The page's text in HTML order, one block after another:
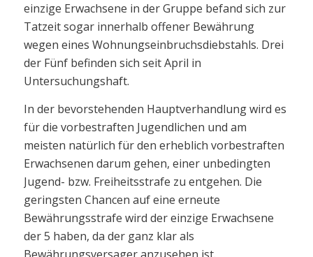
einzige Erwachsene in der Gruppe befand sich zur
Tatzeit sogar innerhalb offener Bewährung
wegen eines Wohnungseinbruchsdiebstahls. Drei
der Fünf befinden sich seit April in
Untersuchungshaft.
In der bevorstehenden Hauptverhandlung wird es
für die vorbestraften Jugendlichen und am
meisten natürlich für den erheblich vorbestraften
Erwachsenen darum gehen, einer unbedingten
Jugend- bzw. Freiheitsstrafe zu entgehen. Die
geringsten Chancen auf eine erneute
Bewährungsstrafe wird der einzige Erwachsene
der 5 haben, da der ganz klar als